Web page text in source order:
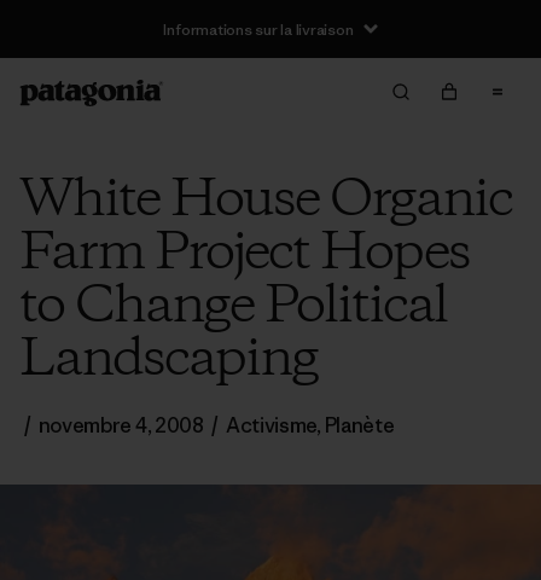
Informations sur la livraison
White House Organic
Farm Project Hopes
to Change Political
Landscaping
/ novembre 4, 2008 / Activisme, Planète